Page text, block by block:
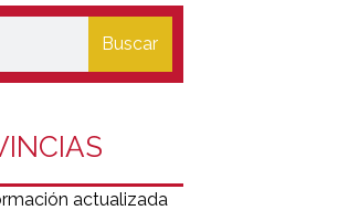
Buscar
actualizada